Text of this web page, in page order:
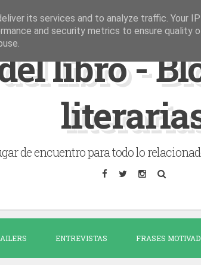
libro -
de encuentro para todo lo
ENTREVISTAS FRASES
its services and to analyze traffic. Your
and security metrics to ensure quality